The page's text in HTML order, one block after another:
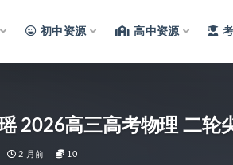
初中资源 高中资源
2026高三高考物理 二轮
2 月前 10